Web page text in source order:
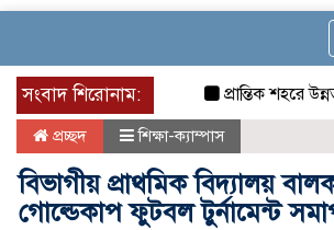
সংবাদ শিরোনাম:
প্রান্তিক শহরে উন্নত
প্রচ্ছদ শিক্ষা-ক্যাম্পাস
বিভাগীয় প্রাথমিক বিদ্যালয়
গোল্ডেকাপ ফুটবল টুর্নামেন্ট